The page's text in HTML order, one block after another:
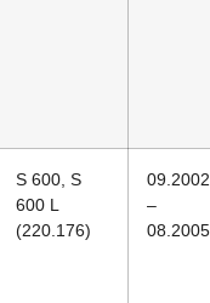
S 600, S
600 L
(220.176)
09.2002
–
08.2005